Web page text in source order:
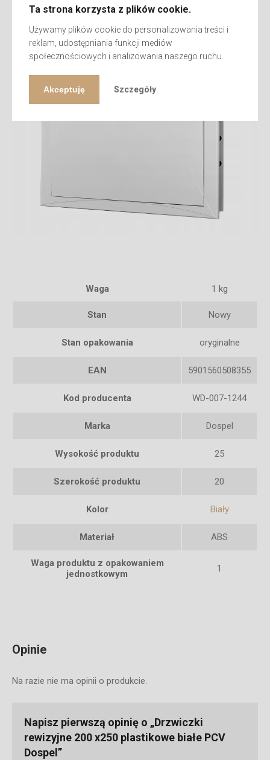
Waga 1 kg
Stan Nowy
Stan opakowania oryginalne
EAN 5901560508355
Kod producenta WD-007-1244
Marka Dospel
Wysokość produktu 25
Szerokość produktu 20
Kolor Biały
Materiał ABS
Waga produktu z opakowaniem
jednostkowym
1
Opinie
Na razie nie ma opinii o produkcie.
Napisz pierwszą opinię o „Drzwiczki
rewizyjne 200 x250 plastikowe białe PCV
Dospel”
Ta strona korzysta z plików cookie.
Używamy plików cookie do personalizowania treści i
reklam, udostępniania funkcji mediów
społecznościowych i analizowania naszego ruchu.
Akceptuję Szczegóły